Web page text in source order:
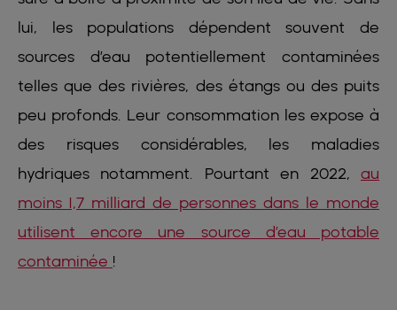
lui, les populations dépendent souvent de
sources d’eau potentiellement contaminées
telles que des rivières, des étangs ou des puits
peu profonds. Leur consommation les expose à
des risques considérables, les maladies
hydriques notamment. Pourtant en 2022, au
moins 1,7 milliard de personnes dans le monde
utilisent encore une source d’eau potable
contaminée !